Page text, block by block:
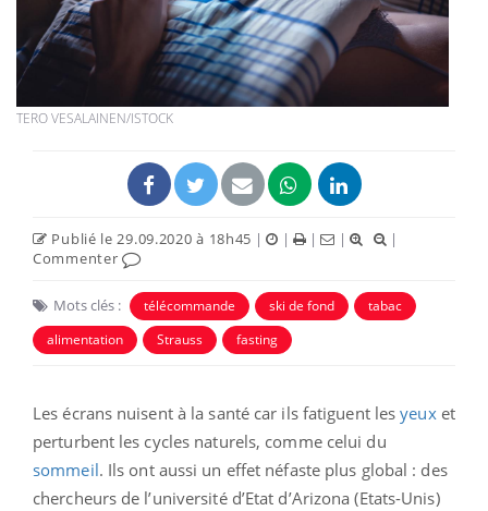
TERO VESALAINEN/ISTOCK
Publié le 29.09.2020 à 18h45 | | | |
|
Commenter
Mots clés : télécommande ski de fond
tabac
alimentation
Strauss fasting
Les écrans nuisent à la santé car ils fatiguent lesyeuxet
perturbent les cycles naturels, comme celui du
sommeil. Ils ont aussi un effet néfaste plus global : des
chercheurs de l’université d’Etat d’Arizona (Etats-Unis)